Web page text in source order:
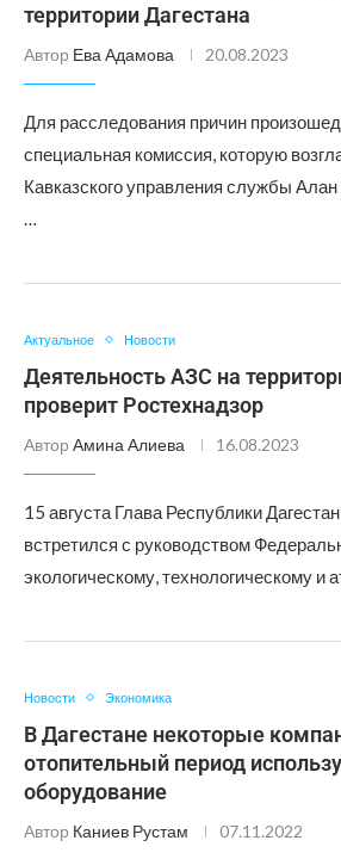
территории Дагестана
Автор Ева Адамова 20.08.2023
Для расследования причин
специальная комиссия, которую
Кавказского управления службы
…
Актуальное Новости
Деятельность АЗС на
проверит Ростехнадзор
Автор Амина Алиева 16.08.2023
15 августа Глава Республики
встретился с руководством
экологическому, технологическому и
Новости Экономика
В Дагестане некоторые
отопительный период
оборудование
Автор Каниев Рустам 07.11.2022